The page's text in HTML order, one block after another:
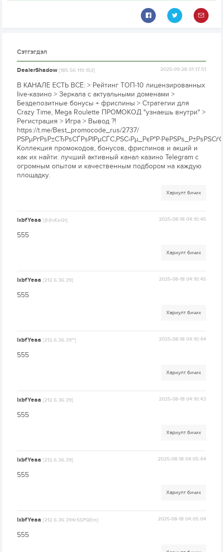
Сэтгэгдэл
DealerShadow[185.56.119.153] 2025-09-28 01:17:51
В КАНАЛЕ ЕСТЬ ВСЁ: > Рейтинг ТОП-10 лицензированных
live-казино > Зеркала с актуальными доменами >
Бездепозитные бонусы + фриспины > Стратегии для
Crazy Time, Mega Roulette ПРОМОКОД "узнаешь внутри" >
Регистрация > Игра > Вывод ?!
https://t.me/Best_promocode_rus/2737/
Коллекция промокодов, бонусов, фриспинов и акций и
как их найти: лучший активный канал казино Telegram с
огромным опытом и качественным подбором на каждую
площадку.
Хариулт бичих
lxbfYeaa[@@vEeQt] 2025-08-18 04:10:45
555
Хариулт бичих
lxbfYeaa[212.6.36.39] 2025-08-18 04:10:45
555
Хариулт бичих
lxbfYeaa[212.6.36.39'"] 2025-08-18 04:10:44
555
Хариулт бичих
lxbfYeaa[212.6.36.39] 2025-08-18 04:10:43
555
Хариулт бичих
lxbfYeaa[212.6.36.39] 2025-08-18 04:05:44
555
Хариулт бичих
lxbfYeaa[212.6.36.394r5SPQEm] 2025-08-18 04:05:04
555